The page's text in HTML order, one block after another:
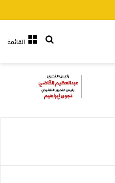
القائمةبحث عن